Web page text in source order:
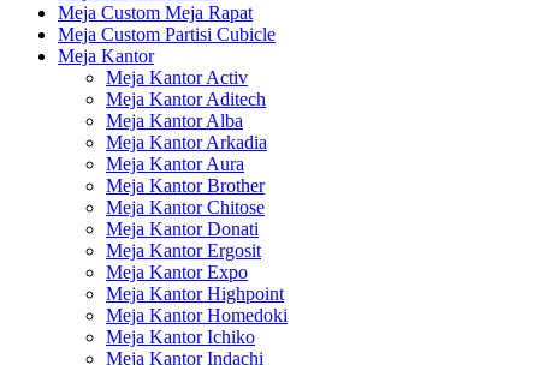
Meja Custom Meja Rapat
Meja Custom Partisi Cubicle
Meja Kantor
Meja Kantor Activ
Meja Kantor Aditech
Meja Kantor Alba
Meja Kantor Arkadia
Meja Kantor Aura
Meja Kantor Brother
Meja Kantor Chitose
Meja Kantor Donati
Meja Kantor Ergosit
Meja Kantor Expo
Meja Kantor Highpoint
Meja Kantor Homedoki
Meja Kantor Ichiko
Meja Kantor Indachi